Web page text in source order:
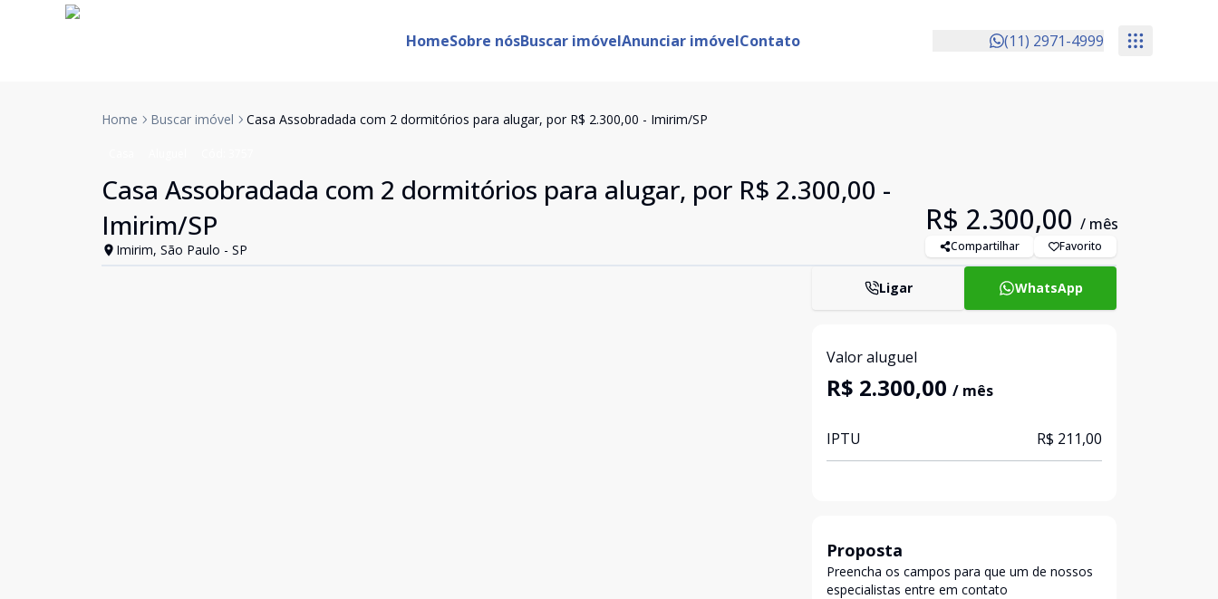
HomeSobre nósBuscar imóvelAnunciar imóvelContato (11) 2971-4999
Home Buscar imóvel Casa Assobradada com 2 dormitórios para alugar, por R$ 2.300,00 - Imirim/SP
Casa Assobradada com 2 dormitórios para alugar, por R$ 2.300,00 -
Imirim/SP
Imirim, São Paulo - SP
R$ 2.300,00 / mês
Compartilhar Favorito
Ligar WhatsApp
Valor aluguel
R$ 2.300,00 / mês
IPTU R$ 211,00
Proposta
Preencha os campos para que um de nossos
especialistas entre em contato